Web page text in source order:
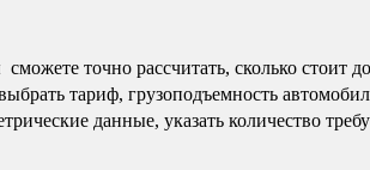
точно рассчитать, сколько стоит
тариф, грузоподъемность
данные, указать количество